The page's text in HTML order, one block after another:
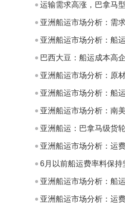
运输需求高涨，巴拿马
亚洲船运市场分析：需
亚洲船运市场分析：船
巴西大豆：船运成本
亚洲船运市场分析：原
亚洲船运市场分析：船
亚洲船运市场分析：南
亚洲船运：巴拿马级货
亚洲船运市场分析：运
6月以前船运费率料保
亚洲船运市场分析：船
亚洲船运市场分析：运